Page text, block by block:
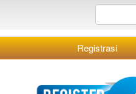
Registrasi